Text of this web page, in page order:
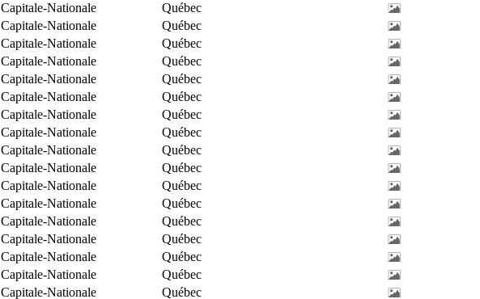
Capitale-Nationale
Québec
Capitale-Nationale
Québec
Capitale-Nationale
Québec
Capitale-Nationale
Québec
Capitale-Nationale
Québec
Capitale-Nationale
Québec
Capitale-Nationale
Québec
Capitale-Nationale
Québec
Capitale-Nationale
Québec
Capitale-Nationale
Québec
Capitale-Nationale
Québec
Capitale-Nationale
Québec
Capitale-Nationale
Québec
Capitale-Nationale
Québec
Capitale-Nationale
Québec
Capitale-Nationale
Québec
Capitale-Nationale
Québec